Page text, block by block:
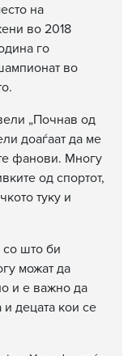
на
во 2018
го
во
„Почнав од
доаѓаат да ме
фанови. Многу
од спортот,
туку и
со што би
можат да
и е важно да
и децата кои се